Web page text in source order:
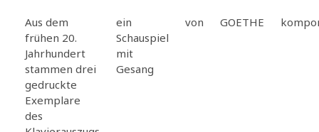
Aus dem
frühen 20.
Jahrhundert
stammen drei
gedruckte
Exemplare
des
ein
Schauspiel
mit
Gesang
von GOETHE